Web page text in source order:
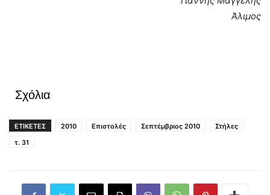
Άλιμος
Σχόλια
ΕΤΙΚΕΤΕΣ 2010 Επιστολές Σεπτέμβριος 2010
Στήλες
τ. 31